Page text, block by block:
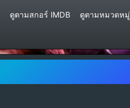
ดูตามสกอร์ IMDB
ดูตามหมวดหมู่